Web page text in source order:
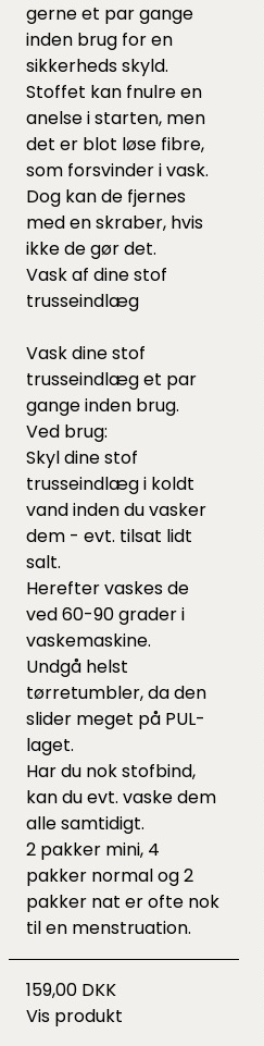
gerne et par gange
inden brug for en
sikkerheds skyld.
Stoffet kan fnulre en
anelse i starten, men
det er blot løse fibre,
som forsvinder i vask.
Dog kan de fjernes
med en skraber, hvis
ikke de gør det.
Vask af dine stof
trusseindlæg
Vask dine stof
trusseindlæg et par
gange inden brug.
Ved brug:
Skyl dine stof
trusseindlæg i koldt
vand inden du vasker
dem - evt. tilsat lidt
salt.
Herefter vaskes de
ved 60-90 grader i
vaskemaskine.
Undgå helst
tørretumbler, da den
slider meget på PUL-
laget.
Har du nok stofbind,
kan du evt. vaske dem
alle samtidigt.
2 pakker mini, 4
pakker normal og 2
pakker nat er ofte nok
til en menstruation.
159,00 DKK
Vis produkt